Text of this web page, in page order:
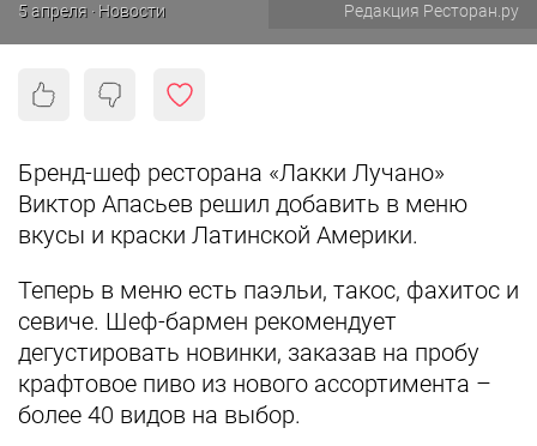
5 апреля · Новости Редакция Ресторан.ру
Бренд-шеф ресторана «Лакки Лучано»
Виктор Апасьев решил добавить в меню
вкусы и краски Латинской Америки.
Теперь в меню есть паэльи, такос, фахитос и
севиче. Шеф-бармен рекомендует
дегустировать новинки, заказав на пробу
крафтовое пиво из нового ассортимента –
более 40 видов на выбор.